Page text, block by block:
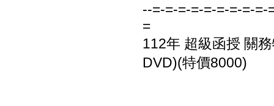
--=-=-=-=-=-=-=-=-=-
=
112年 超級函授 關
DVD)(特價8000)